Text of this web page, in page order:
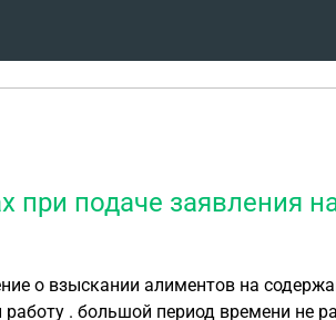
при подаче заявления
о взыскании алиментов на
. большой период времени не